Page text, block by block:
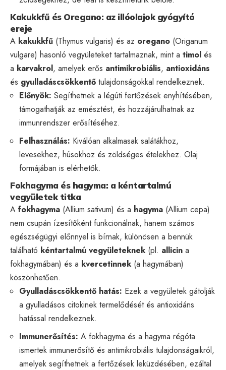
Kakukkfű és Oregano: az illóolajok gyógyító
ereje
A kakukkfű (Thymus vulgaris) és az oregano (Origanum
vulgare) hasonló vegyületeket tartalmaznak, mint a timol és
a karvakrol, amelyek erős antimikrobiális, antioxidáns
és gyulladáscsökkentő tulajdonságokkal rendelkeznek.
Előnyök: Segíthetnek a légúti fertőzések enyhítésében,
támogathatják az emésztést, és hozzájárulhatnak az
immunrendszer erősítéséhez.
Felhasználás: Kiválóan alkalmasak salátákhoz,
levesekhez, húsokhoz és zöldséges ételekhez. Olaj
formájában is elérhetők.
Fokhagyma és hagyma: a kéntartalmú
vegyületek titka
A fokhagyma (Allium sativum) és a hagyma (Allium cepa)
nem csupán ízesítőként funkcionálnak, hanem számos
egészségügyi előnnyel is bírnak, különösen a bennük
található kéntartalmú vegyületeknek (pl. allicin a
fokhagymában) és a kvercetinnek (a hagymában)
köszönhetően.
Gyulladáscsökkentő hatás: Ezek a vegyületek gátolják
a gyulladásos citokinek termelődését és antioxidáns
hatással rendelkeznek.
Immunerősítés: A fokhagyma és a hagyma régóta
ismertek immunerősítő és antimikrobiális tulajdonságaikról,
amelyek segíthetnek a fertőzések leküzdésében, ezáltal